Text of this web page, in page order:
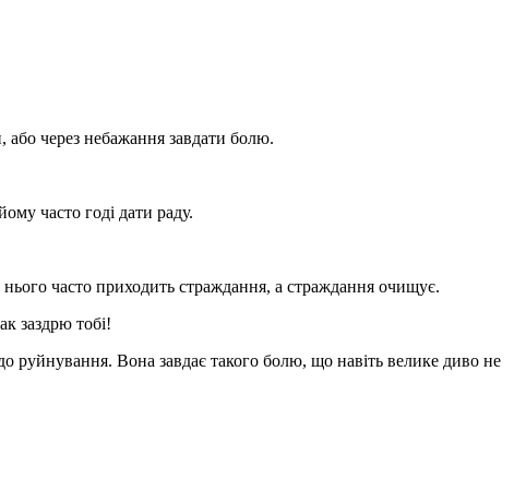
через небажання завдати болю.
часто годі дати раду.
часто приходить страждання, а страждання очищує.
заздрю тобі!
Вона завдає такого болю, що навіть велике диво не